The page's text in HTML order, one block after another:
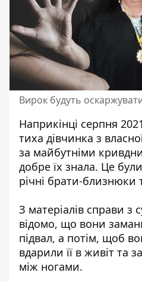
Вирок будуть
Наприкінці серпня
тиха дівчинка з
за майбутніми
добре їх знала. Це
річні брати-близнюки
З матеріалів справи з
відомо, що вони
підвал, а потім, щоб
вдарили її в живіт та
між ногами.